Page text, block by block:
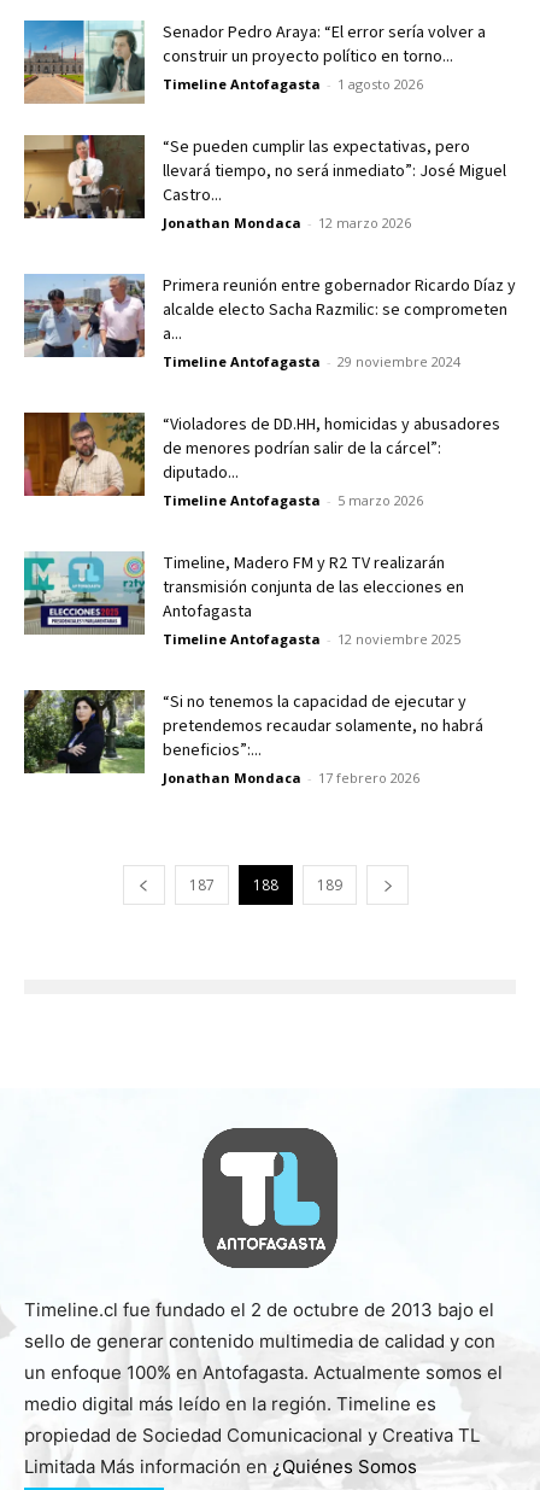
Senador Pedro Araya: “El error sería volver a
construir un proyecto político en torno...
Timeline Antofagasta - 1 agosto 2026
“Se pueden cumplir las expectativas, pero
llevará tiempo, no será inmediato”: José Miguel
Castro...
Jonathan Mondaca - 12 marzo 2026
Primera reunión entre gobernador Ricardo Díaz y
alcalde electo Sacha Razmilic: se comprometen
a...
Timeline Antofagasta - 29 noviembre 2024
“Violadores de DD.HH, homicidas y abusadores
de menores podrían salir de la cárcel”:
diputado...
Timeline Antofagasta - 5 marzo 2026
Timeline, Madero FM y R2 TV realizarán
transmisión conjunta de las elecciones en
Antofagasta
Timeline Antofagasta - 12 noviembre 2025
“Si no tenemos la capacidad de ejecutar y
pretendemos recaudar solamente, no habrá
beneficios”:...
Jonathan Mondaca - 17 febrero 2026
187 188 189
Timeline.cl fue fundado el 2 de octubre de 2013 bajo el
sello de generar contenido multimedia de calidad y con
un enfoque 100% en Antofagasta. Actualmente somos el
medio digital más leído en la región. Timeline es
propiedad de Sociedad Comunicacional y Creativa TL
Limitada Más información en ¿Quiénes Somos